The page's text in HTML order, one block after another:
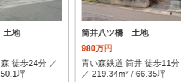
地
徒歩24分 ／
坪
筒井八ツ橋 土地
980万円
青い森鉄道 筒井 徒歩11分
／ 219.34m² / 66.35坪